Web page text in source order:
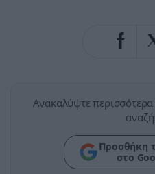
Ανακαλύψτε
Προσθήκη
στο